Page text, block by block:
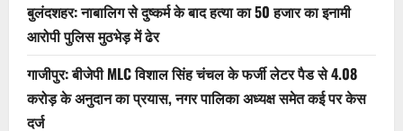
बुलंदशहर: नाबालिग से दुष्कर्म के बाद हत्या का 50 हजार का इनामी
आरोपी पुलिस मुठभेड़ में ढेर
गाजीपुर: बीजेपी MLC विशाल सिंह चंचल के फर्जी लेटर पैड से 4.08
करोड़ के अनुदान का प्रयास, नगर पालिका अध्यक्ष समेत कई पर केस
दर्ज